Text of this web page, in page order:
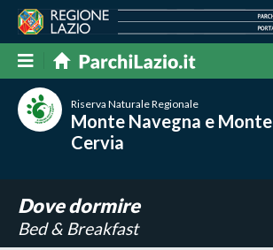
Riserva Naturale Regionale
Monte Navegna e Monte
Cervia
Dove dormire
Bed & Breakfast